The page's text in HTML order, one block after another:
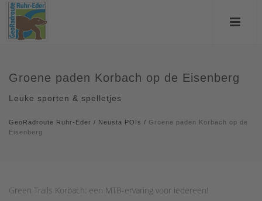
Groene paden Korbach op de Eisenberg
Leuke sporten & spelletjes
GeoRadroute Ruhr-Eder / Neusta POIs / Groene paden Korbach op de
Eisenberg
Green Trails Korbach: een MTB-ervaring voor iedereen!